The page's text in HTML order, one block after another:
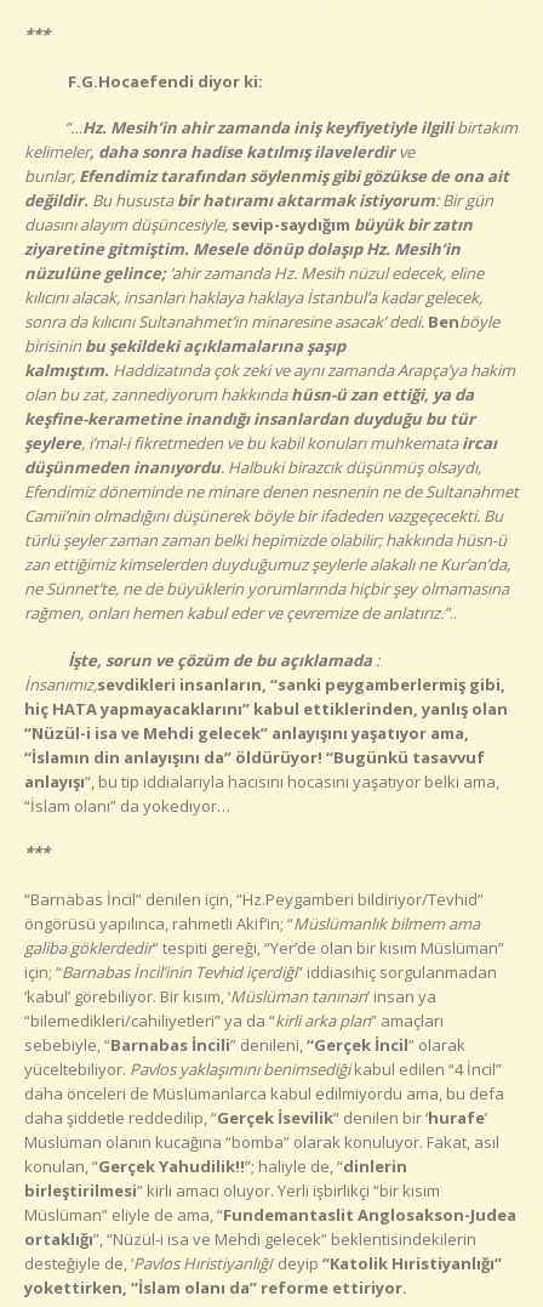
***
F.G.Hocaefendi diyor ki:
“…Hz. Mesih’in ahir zamanda iniş keyfiyetiyle ilgilibirtakım
kelimeler, daha sonra hadise katılmış ilavelerdirve
bunlar, Efendimiz tarafından söylenmiş gibi gözükse de ona ait
değildir. Bu husustabir hatıramı aktarmak istiyorum: Bir gün
duasını alayım düşüncesiyle, sevip-saydığım büyük bir zatın
ziyaretine gitmiştim. Mesele dönüp dolaşıp Hz. Mesih’in
nüzulüne gelince; ‘ahir zamanda Hz. Mesih nüzul edecek, eline
kılıcını alacak, insanları haklaya haklaya İstanbul’a kadar gelecek,
sonra da kılıcını Sultanahmet’in minaresine asacak’ dedi. Benböyle
birisinin bu şekildeki açıklamalarına şaşıp
kalmıştım. Haddizatında çok zeki ve aynı zamanda Arapça’ya hakim
olan bu zat, zannediyorum hakkındahüsn-ü zan ettiği, ya da
keşfine-kerametine inandığı insanlardan duyduğu bu tür
şeylere, i’mal-i fikretmeden ve bu kabil konuları muhkemataircaı
düşünmeden inanıyordu. Halbuki birazcık düşünmüş olsaydı,
Efendimiz döneminde ne minare denen nesnenin ne de Sultanahmet
Camii’nin olmadığını düşünerek böyle bir ifadeden vazgeçecekti. Bu
türlü şeyler zaman zaman belki hepimizde olabilir; hakkında hüsn-ü
zan ettiğimiz kimselerden duyduğumuz şeylerle alakalı ne Kur’an’da,
ne Sünnet’te, ne de büyüklerin yorumlarında hiçbir şey olmamasına
rağmen, onları hemen kabul eder ve çevremize de anlatırız.”..
İşte, sorun ve çözüm de bu açıklamada :
İnsanımız,sevdikleri insanların, “sanki peygamberlermiş gibi,
hiç HATA yapmayacaklarını” kabul ettiklerinden, yanlış olan
“Nüzül-i isa ve Mehdi gelecek” anlayışını yaşatıyor ama,
“İslamın din anlayışını da” öldürüyor! “Bugünkü tasavvuf
anlayışı”, bu tip iddialarıyla hacısını hocasını yaşatıyor belki ama,
“İslam olanı” da yokediyor…
***
“Barnabas İncil” denilen için, “Hz.Peygamberi bildiriyor/Tevhid”
öngörüsü yapılınca, rahmetli Akif’in; “Müslümanlık bilmem ama
galiba göklerdedir” tespiti gereği, “Yer’de olan bir kısım Müslüman”
için; “Barnabas İncil’inin Tevhid içerdiği” iddiasıhiç sorgulanmadan
‘kabul’ görebiliyor. Bir kısım, ‘Müslüman tanınan’ insan ya
“bilemedikleri/cahiliyetleri” ya da “kirli arka plan” amaçları
sebebiyle, “Barnabas İncili” denileni,“Gerçek İncil” olarak
yüceltebiliyor. Pavlos yaklaşımını benimsediğikabul edilen “4 İncil”
daha önceleri de Müslümanlarca kabul edilmiyordu ama, bu defa
daha şiddetle reddedilip, “Gerçek İsevilik” denilen bir ‘hurafe’
Müslüman olanın kucağına “bomba” olarak konuluyor. Fakat, asıl
konulan, “Gerçek Yahudilik!!”; haliyle de, “dinlerin
birleştirilmesi” kirli amacı oluyor. Yerli işbirlikçi “bir kısım
Müslüman” eliyle de ama, “Fundemantaslit Anglosakson-Judea
ortaklığı”, “Nüzül-i isa ve Mehdi gelecek” beklentisindekilerin
desteğiyle de, ‘Pavlos Hıristiyanlığı’ deyip “Katolik Hıristiyanlığı”
yokettirken, “İslam olanı da” reforme ettiriyor.